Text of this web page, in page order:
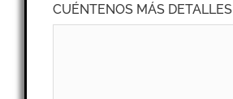
CUÉNTENOS MÁS DETALLES